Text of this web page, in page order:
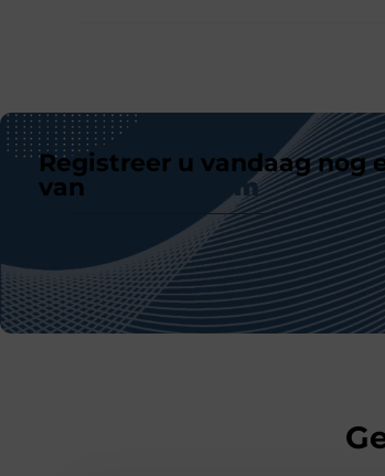
Registreer u vandaag nog
van
ons platform